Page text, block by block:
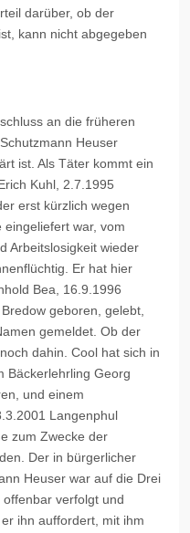
darüber, ob der
kann nicht abgegeben
an die früheren
Heuser
ist. Als Täter kommt ein
Kuhl, 2.7.1995
erst kürzlich wegen
war, vom
Arbeitslosigkeit wieder
Er hat hier
Bea, 16.9.1996
geboren, gelebt,
gemeldet. Ob der
dahin. Cool hat sich in
Bäckerlehrling Georg
und einem
Langenphul
zum Zwecke der
Der in bürgerlicher
Heuser war auf die Drei
verfolgt und
ihn auffordert, mit ihm